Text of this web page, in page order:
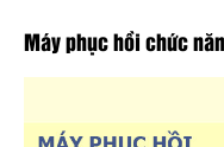
Máy phục hồi chức